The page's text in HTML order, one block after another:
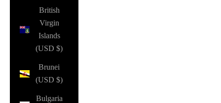
British
Virgin
Islands
(USD $)
Brunei
(USD $)
Bulgaria